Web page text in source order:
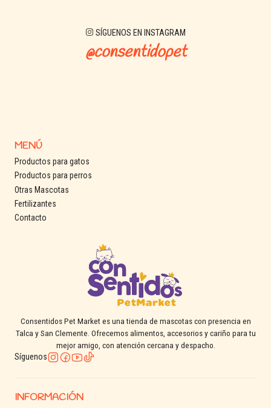
SÍGUENOS EN INSTAGRAM
@consentidopet
MENÚ
Productos para gatos
Productos para perros
Otras Mascotas
Fertilizantes
Contacto
Consentidos Pet Market es una tienda de mascotas con presencia en
Talca y San Clemente. Ofrecemos alimentos, accesorios y cariño para tu
mejor amigo, con atención cercana y despacho.
Síguenos
INFORMACIÓN